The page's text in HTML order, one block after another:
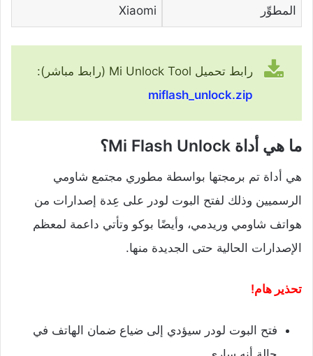
المطوِّر Xiaomi
رابط تحميل Mi Unlock Tool (رابط مباشر):
miflash_unlock.zip
ما هي أداة Mi Flash Unlock؟
هي أداة تم برمجتها بواسطة مطوري مجتمع شاومي
الرسميين وذلك لفتح البوت لودر على عِدة إصدارات من
هواتف شاومي وريدمي، وأيضًا بوكو وتأتي داعمة لمعظم
الإصدارات الحالية حتى الجديدة منها.
تحذير هام!
فتح البوت لودر سيؤدي إلى ضياع ضمان الهاتف في